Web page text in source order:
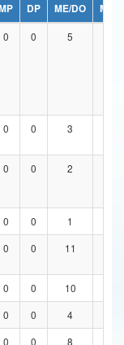
DP ME/DO
MP/
0 0 5
0 0 3
0 0 2
0 0 1
0 0 11
0 0 10
0 0 4
0 0 8